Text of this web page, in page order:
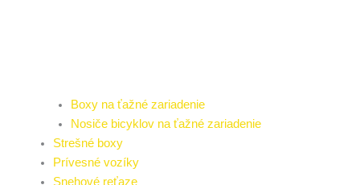
Boxy na ťažné zariadenie
Nosiče bicyklov na ťažné zariadenie
Strešné boxy
Prívesné vozíky
Snehové reťaze